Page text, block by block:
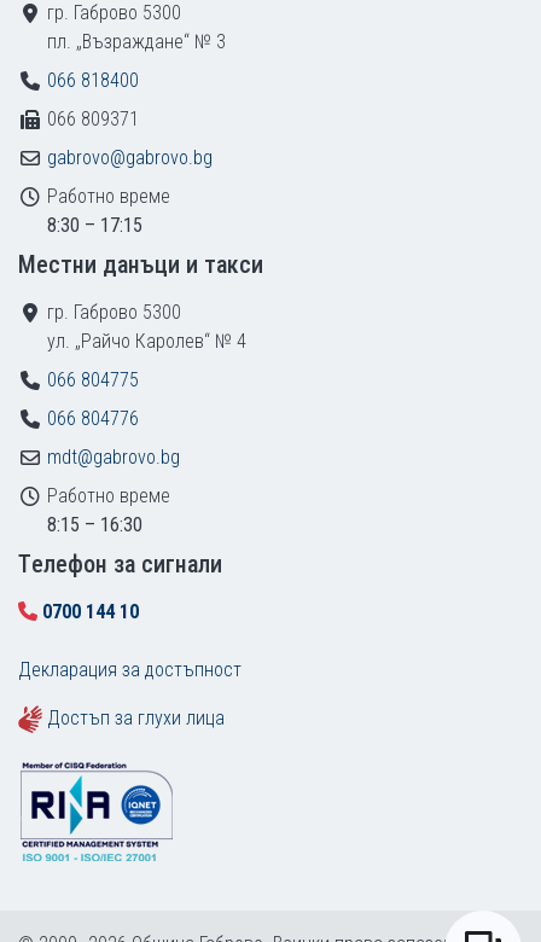
гр. Габрово 5300
пл. „Възраждане“ № 3
066 818400
066 809371
gabrovo@gabrovo.bg
Работно време
8:30 – 17:15
Местни данъци и такси
гр. Габрово 5300
ул. „Райчо Каролев“ № 4
066 804775
066 804776
mdt@gabrovo.bg
Работно време
8:15 – 16:30
Tелефон за сигнали
0700 144 10
Декларация за достъпност
Достъп за глухи лица